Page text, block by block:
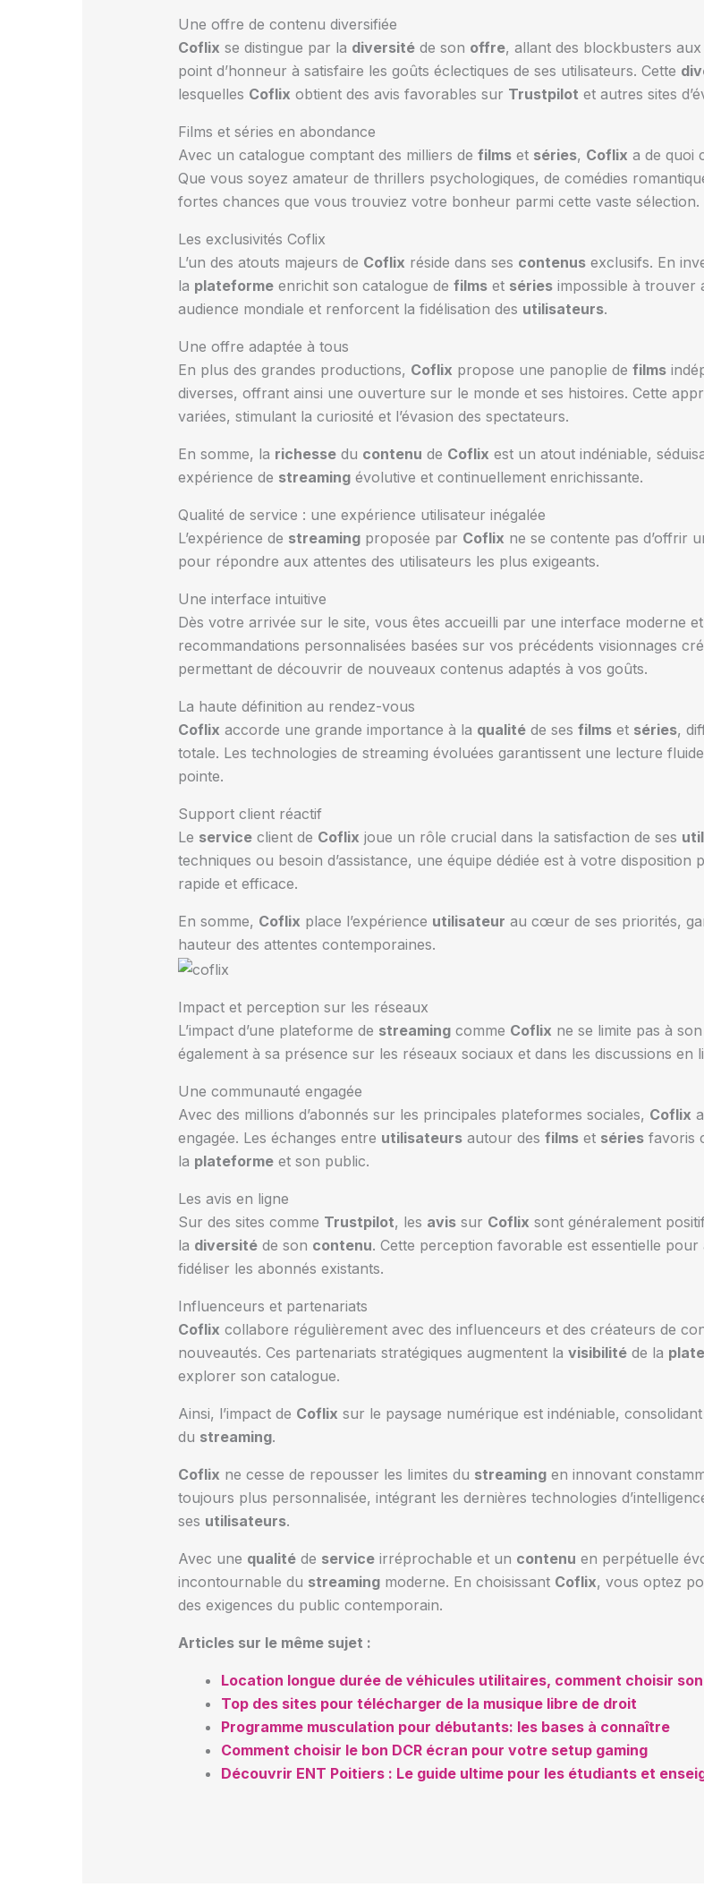
Une offre de contenu diversifiée
Coflix se distingue par la diversitéde son offre, allant des blockbusters aux
point d’honneur à satisfaire les goûts éclectiques de ses utilisateurs. Cette
lesquelles Coflix obtient des avis favorables sur Trustpilot et autres sites
Films et séries en abondance
Avec un catalogue comptant des milliers de filmset séries, Coflix a de quoi
Que vous soyez amateur de thrillers psychologiques, de comédies
fortes chances que vous trouviez votre bonheur parmi cette vaste sélection.
Les exclusivités Coflix
L’un des atouts majeurs de Coflix réside dans ses contenusexclusifs. En
la plateformeenrichit son catalogue de filmset sériesimpossible à trouver
audience mondiale et renforcent la fidélisation des utilisateurs.
Une offre adaptée à tous
En plus des grandes productions, Coflix propose une panoplie de films
diverses, offrant ainsi une ouverture sur le monde et ses histoires. Cette
variées, stimulant la curiosité et l’évasion des spectateurs.
En somme, la richessedu contenu de Coflix est un atout indéniable,
expérience de streamingévolutive et continuellement enrichissante.
Qualité de service : une expérience utilisateur inégalée
L’expérience de streamingproposée par Coflix ne se contente pas d’offrir
pour répondre aux attentes des utilisateurs les plus exigeants.
Une interface intuitive
Dès votre arrivée sur le site, vous êtes accueilli par une interface moderne
recommandations personnalisées basées sur vos précédents visionnages
permettant de découvrir de nouveaux contenus adaptés à vos goûts.
La haute définition au rendez-vous
Coflix accorde une grande importance à la qualitéde ses filmset séries,
totale. Les technologies de streaming évoluées garantissent une lecture
pointe.
Support client réactif
Le serviceclient de Coflix joue un rôle crucial dans la satisfaction de ses
techniques ou besoin d’assistance, une équipe dédiée est à votre
rapide et efficace.
En somme, Coflix place l’expérience utilisateur au cœur de ses priorités,
hauteur des attentes contemporaines.
Impact et perception sur les réseaux
L’impact d’une plateforme de streamingcomme Coflix ne se limite pas à
également à sa présence sur les réseaux sociaux et dans les discussions en
Une communauté engagée
Avec des millions d’abonnés sur les principales plateformes sociales, Coflix
engagée. Les échanges entre utilisateursautour des filmset sériesfavoris
la plateformeet son public.
Les avis en ligne
Sur des sites comme Trustpilot, les avissur Coflix sont généralement
la diversitéde son contenu. Cette perception favorable est essentielle
fidéliser les abonnés existants.
Influenceurs et partenariats
Coflix collabore régulièrement avec des influenceurs et des créateurs de
nouveautés. Ces partenariats stratégiques augmentent la visibilitéde la
explorer son catalogue.
Ainsi, l’impact de Coflix sur le paysage numérique est indéniable,
du streaming.
Coflix ne cesse de repousser les limites du streamingen innovant
toujours plus personnalisée, intégrant les dernières technologies
ses utilisateurs.
Avec une qualitéde serviceirréprochable et un contenu en perpétuelle
incontournable du streamingmoderne. En choisissant Coflix, vous optez
des exigences du public contemporain.
Articles sur le même sujet :
Location longue durée de véhicules utilitaires, comment choisir
Top des sites pour télécharger de la musique libre de droit
Programme musculation pour débutants: les bases à connaître
Comment choisir le bon DCR écran pour votre setup gaming
Découvrir ENT Poitiers : Le guide ultime pour les étudiants et